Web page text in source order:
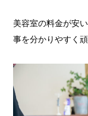
美容室の料金が安
事を分かりやすく